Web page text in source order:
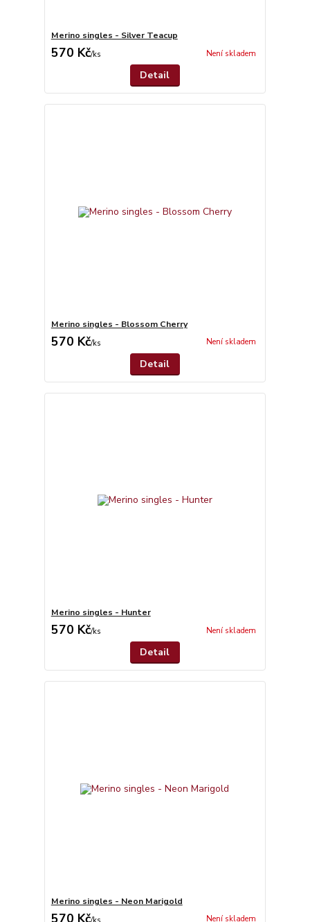
Merino singles - Silver Teacup
570 Kč/ks Není skladem
Detail
Merino singles - Blossom Cherry
570 Kč/ks Není skladem
Detail
Merino singles - Hunter
570 Kč/ks Není skladem
Detail
Merino singles - Neon Marigold
570 Kč Není skladem